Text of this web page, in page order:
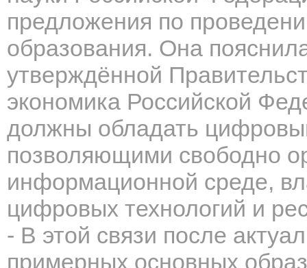
предложения по
образования. Она
утверждённой
экономика Российской
должны обладать
позволяющими свободно
информационной среде,
цифровых технологий и
- В этой связи после
примерных основных